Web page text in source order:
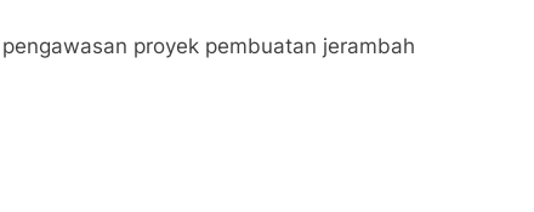
proyek pembuatan jerambah